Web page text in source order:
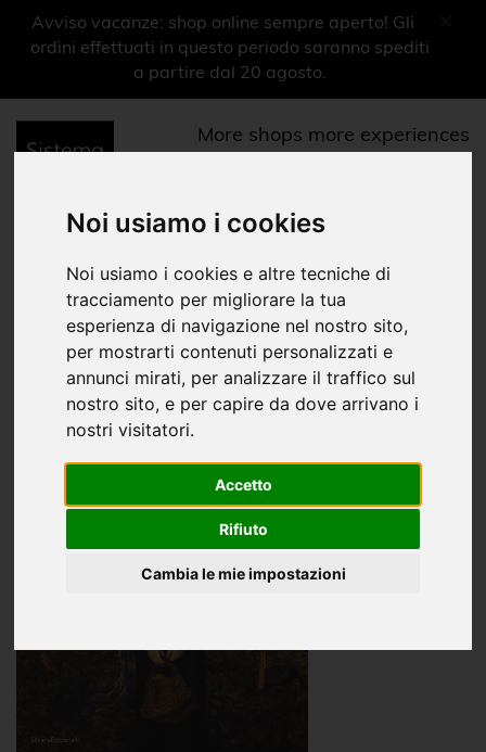
Noi usiamo i cookies
Noi usiamo i cookies e altre tecniche di
tracciamento per migliorare la tua
esperienza di navigazione nel nostro sito,
per mostrarti contenuti personalizzati e
annunci mirati, per analizzare il traffico sul
nostro sito, e per capire da dove arrivano i
nostri visitatori.
Accetto
Rifiuto
Cambia le mie impostazioni
Avviso vacanze: shop online sempre aperto! Gli
ordini effettuati in questo periodo saranno spediti
a partire dal 20 agosto.
More shops more experiences
Libri vintage
Temporary shop Cataloghi d'arte vintage Libri outlet